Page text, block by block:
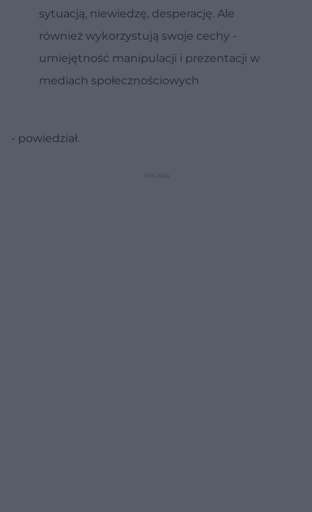
sytuacją, niewiedzę, desperację. Ale
również wykorzystują swoje cechy -
umiejętność manipulacji i prezentacji w
mediach społecznościowych
- powiedział.